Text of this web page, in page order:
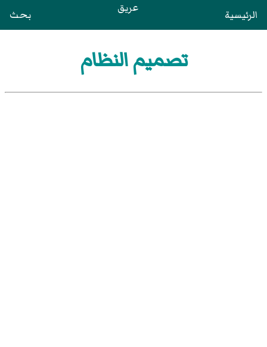
الرئيسية عريق بحث
تصميم النظام